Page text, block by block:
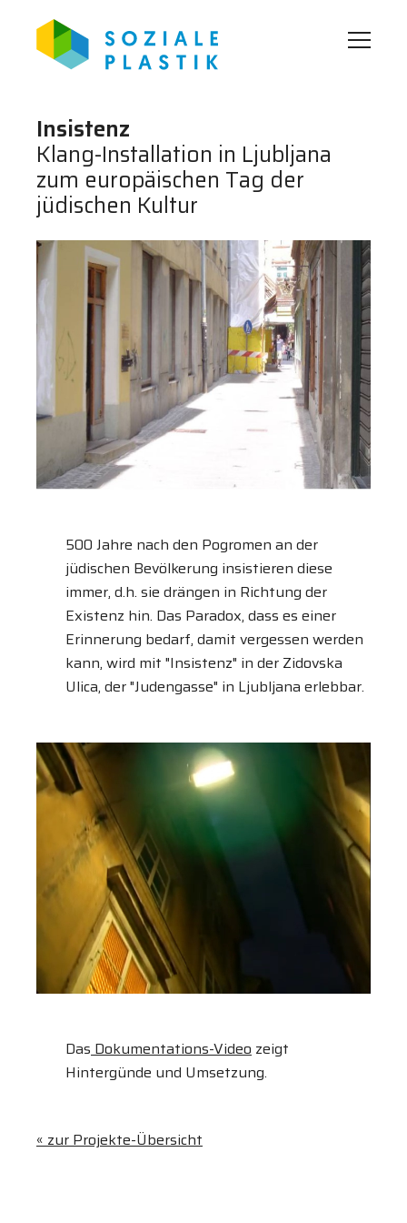
Insistenz
Klang-Installation in Ljubljana
zum europäischen Tag der
jüdischen Kultur
500 Jahre nach den Pogromen an der
jüdischen Bevölkerung insistieren diese
immer, d.h. sie drängen in Richtung der
Existenz hin. Das Paradox, dass es einer
Erinnerung bedarf, damit vergessen werden
kann, wird mit "Insistenz" in der Zidovska
Ulica, der "Judengasse" in Ljubljana erlebbar.
DasDokumentations-Video zeigt
Hintergünde und Umsetzung.
« zur Projekte-Übersicht